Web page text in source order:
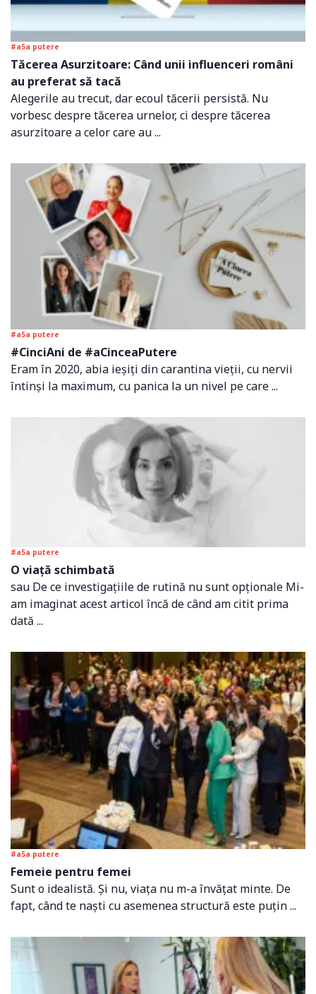
#a5a putere
Tăcerea Asurzitoare: Când unii influenceri români
au preferat să tacă
Alegerile au trecut, dar ecoul tăcerii persistă. Nu
vorbesc despre tăcerea urnelor, ci despre tăcerea
asurzitoare a celor care au ...
#a5a putere
#CinciAni de #aCinceaPutere
Eram în 2020, abia ieșiți din carantina vieții, cu nervii
întinși la maximum, cu panica la un nivel pe care ...
#a5a putere
O viață schimbată
sau De ce investigațiile de rutină nu sunt opționale Mi-
am imaginat acest articol încă de când am citit prima
dată ...
#a5a putere
Femeie pentru femei
Sunt o idealistă. Și nu, viața nu m-a învățat minte. De
fapt, când te naști cu asemenea structură este puțin ...